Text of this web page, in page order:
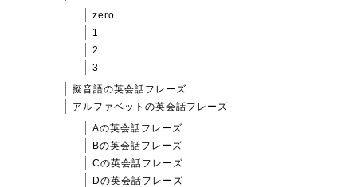
zero
1
2
3
擬音語の英会話フレーズ
アルファベットの英会話フレーズ
Aの英会話フレーズ
Bの英会話フレーズ
Cの英会話フレーズ
Dの英会話フレーズ